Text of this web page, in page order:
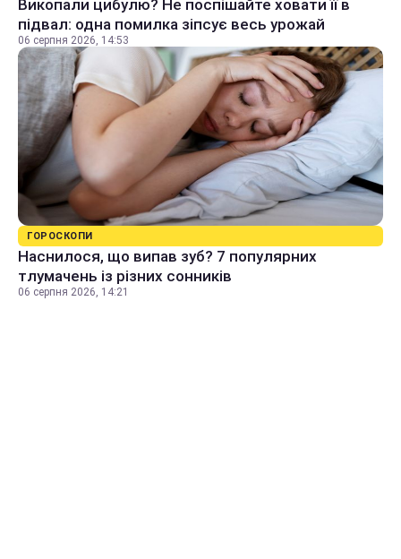
Викопали цибулю? Не поспішайте ховати її в
підвал: одна помилка зіпсує весь урожай
06 серпня 2026, 14:53
ГОРОСКОПИ
Наснилося, що випав зуб? 7 популярних
тлумачень із різних сонників
06 серпня 2026, 14:21